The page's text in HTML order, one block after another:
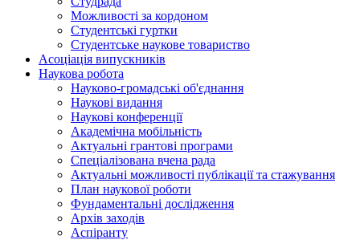
Можливості за кордоном
Студентські гуртки
Студентське наукове товариство
Асоціація випускників
Наукова робота
Науково-громадські об'єднання
Наукові видання
Наукові конференції
Академічна мобільність
Актуальні грантові програми
Спеціалізована вчена рада
Актуальні можливості публікації та стажування
План наукової роботи
Фундаментальні дослідження
Архів заходів
Аспіранту